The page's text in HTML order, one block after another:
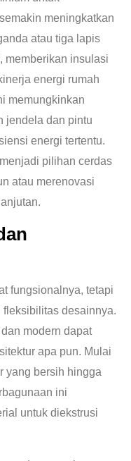
meningkatkan
atau tiga lapis
memberikan insulasi
energi rumah
memungkinkan
jendela dan pintu
energi tertentu.
pilihan cerdas
atau merenovasi
fungsionalnya, tetapi
fleksibilitas desainnya.
modern dapat
apa pun. Mulai
yang bersih hingga
ini
untuk diekstrusi